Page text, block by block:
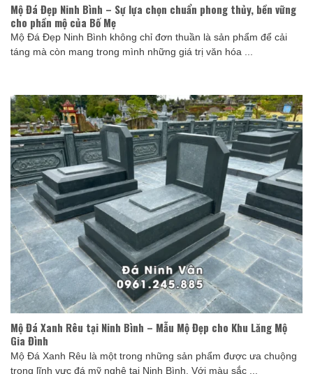
Mộ Đá Đẹp Ninh Bình – Sự lựa chọn chuẩn phong thủy, bền vững
cho phần mộ của Bố Mẹ
Mộ Đá Đẹp Ninh Bình không chỉ đơn thuần là sản phẩm để cải
táng mà còn mang trong mình những giá trị văn hóa ...
Mộ Đá Xanh Rêu tại Ninh Bình – Mẫu Mộ Đẹp cho Khu Lăng Mộ
Gia Đình
Mộ Đá Xanh Rêu là một trong những sản phẩm được ưa chuộng
trong lĩnh vực đá mỹ nghệ tại Ninh Bình. Với màu sắc ...